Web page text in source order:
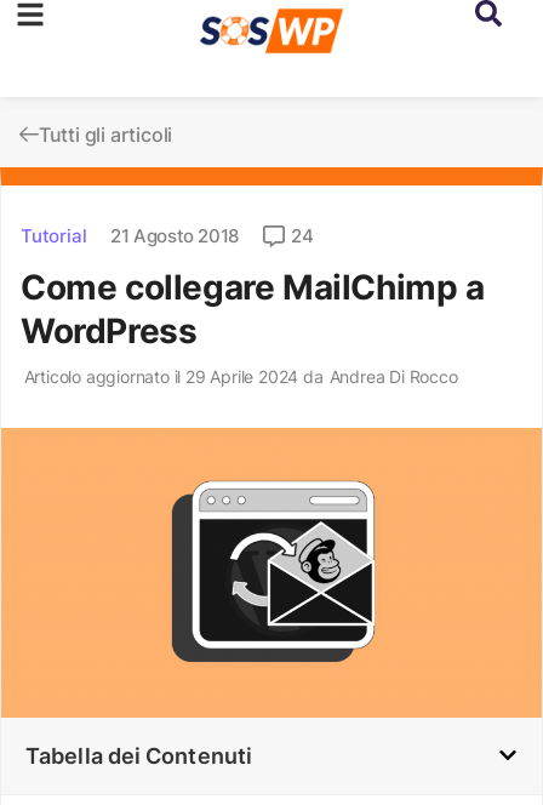
Tutti gli articoli
Tutorial 21 Agosto 2018 24
Come collegare MailChimp a
WordPress
Articolo aggiornato il 29 Aprile 2024 da Andrea Di Rocco
Tabella dei Contenuti